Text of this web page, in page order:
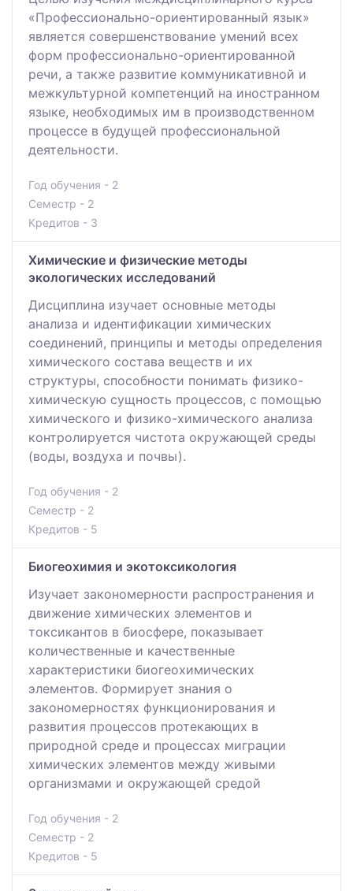
«Профессионально-ориентированный язык»
является совершенствование умений всех
форм профессионально-ориентированной
речи, а также развитие коммуникативной и
межкультурной компетенций на иностранном
языке, необходимых им в производственном
процессе в будущей профессиональной
деятельности.
Год обучения - 2
Семестр - 2
Кредитов - 3
Химические и физические методы
экологических исследований
Дисциплина изучает основные методы
анализа и идентификации химических
соединений, принципы и методы определения
химического состава веществ и их
структуры, способности понимать физико-
химическую сущность процессов, с помощью
химического и физико-химического анализа
контролируется чистота окружающей среды
(воды, воздуха и почвы).
Год обучения - 2
Семестр - 2
Кредитов - 5
Биогеохимия и экотоксикология
Изучает закономерности распространения и
движение химических элементов и
токсикантов в биосфере, показывает
количественные и качественные
характеристики биогеохимических
элементов. Формирует знания о
закономерностях функционирования и
развития процессов протекающих в
природной среде и процессах миграции
химических элементов между живыми
организмами и окружающей средой
Год обучения - 2
Семестр - 2
Кредитов - 5